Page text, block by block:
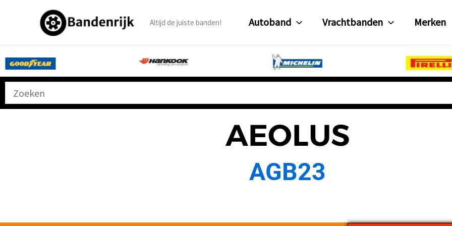
inhoud
Altijd de juiste banden! Autoband Vrachtbanden Merken
AEOLUS
AGB23